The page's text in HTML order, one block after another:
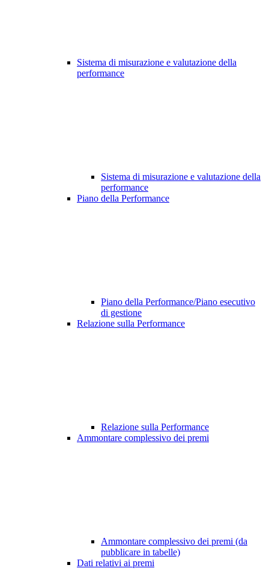
Sistema di misurazione e valutazione della
performance
Sistema di misurazione e valutazione della
performance
Piano della Performance
Piano della Performance/Piano esecutivo
di gestione
Relazione sulla Performance
Relazione sulla Performance
Ammontare complessivo dei premi
Ammontare complessivo dei premi (da
pubblicare in tabelle)
Dati relativi ai premi